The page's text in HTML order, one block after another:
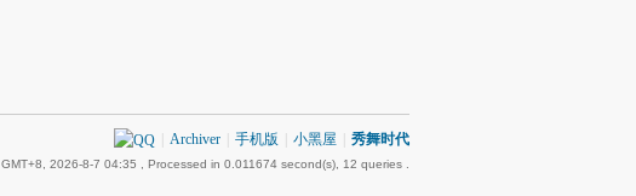
Archiver 手机版 小黑屋 秀舞时代
GMT+8, 2026-8-7 04:35 , Processed in 0.011674 second(s), 12 queries .